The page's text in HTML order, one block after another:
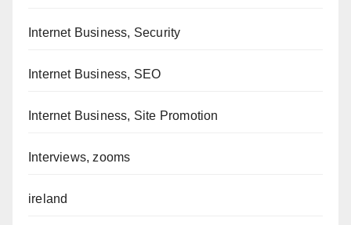
Internet Business, Security
Internet Business, SEO
Internet Business, Site Promotion
Interviews, zooms
ireland